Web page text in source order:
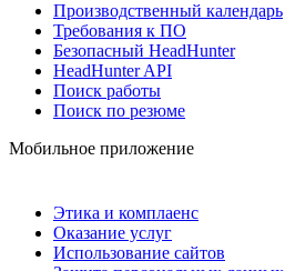
Производственный календарь
Требования к ПО
Безопасный HeadHunter
HeadHunter API
Поиск работы
Поиск по резюме
Мобильное приложение
Этика и комплаенс
Оказание услуг
Использование сайтов